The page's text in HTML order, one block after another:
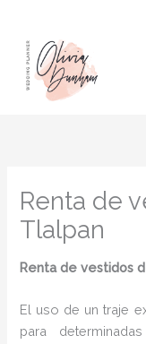
contenido
Renta de
Tlalpan
Renta de vestidos
El uso de un traje
para